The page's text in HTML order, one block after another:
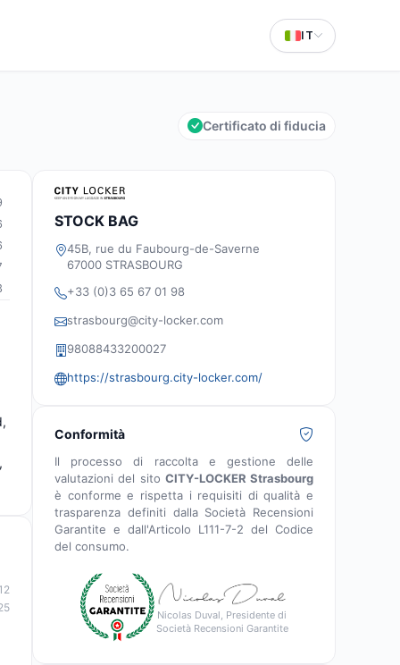
IT
Certificato di fiducia
STOCK BAG
45B, rue du Faubourg-de-Saverne
67000 STRASBOURG
+33 (0)3 65 67 01 98
strasbourg@city-locker.com
98088433200027
https://strasbourg.city-locker.com/
Conformità
Il processo di raccolta e gestione delle
valutazioni del sito CITY-LOCKER Strasbourg
è conforme e rispetta i requisiti di qualità e
trasparenza definiti dalla Società Recensioni
Garantite e dall'Articolo L111-7-2 del Codice
del consumo.
Nicolas Duval, Presidente di
Società Recensioni Garantite